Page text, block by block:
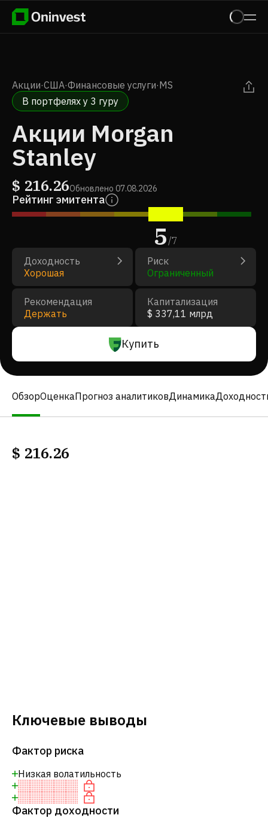
Акции·США·Финансовые услуги·MS
В портфелях у 3 гуру
Акции Morgan
Stanley
$ 216.26Обновлено 07.08.2026
Рейтинг эмитента
5/7
Доходность
Хорошая
Риск
Ограниченный
Рекомендация
Держать
Капитализация
$ 337,11 млрд
Купить
ОбзорОценкаПрогноз аналитиковДинамика
$ 216.26
Ключевые выводы
Фактор риска
Низкая волатильность
Фактор доходности